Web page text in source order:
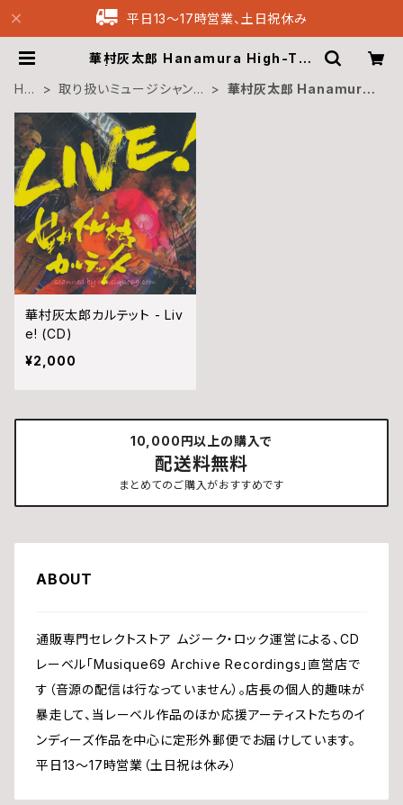
平日13〜17時営業、土日祝休み
華村灰太郎 Hanamura High-Tar
dings
HO
取り扱いミュージシャン
華村灰太郎 Hanamura
華村灰太郎カルテット - Liv
e! (CD)
¥2,000
10,000円以上の購入で
配送料無料
まとめてのご購入がおすすめです
ABOUT
通販専門セレクトストア ムジーク・ロック運営による、CD
レーベル「Musique69 Archive Recordings」直営店で
す（音源の配信は行なっていません）。店長の個人的趣味が
暴走して、当レーベル作品のほか応援アーティストたちのイ
ンディーズ作品を中心に定形外郵便でお届けしています。
平日13〜17時営業（土日祝は休み）